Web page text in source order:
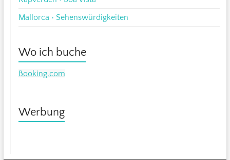
Mallorca • Sehenswürdigkeiten
Wo ich buche
Booking.com
Werbung